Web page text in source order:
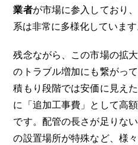
業者が市場に参入しており
系は非常に多様化しています
残念ながら、この市場の拡
のトラブル増加にも繋がっ
積もり段階では安価に見え
に「追加工事費」として高
です。配管の長さが足りな
の設置場所が特殊など、様